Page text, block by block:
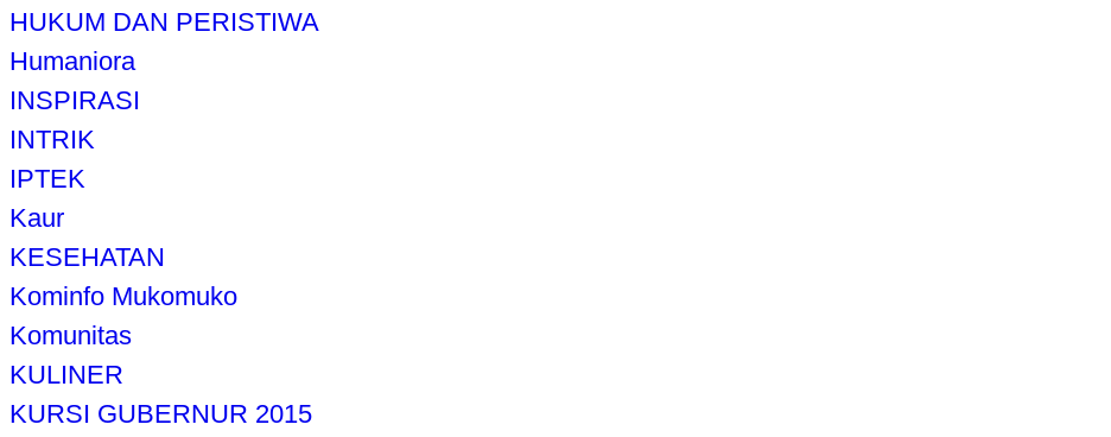
HUKUM DAN PERISTIWA
Humaniora
INSPIRASI
INTRIK
IPTEK
Kaur
KESEHATAN
Kominfo Mukomuko
Komunitas
KULINER
KURSI GUBERNUR 2015